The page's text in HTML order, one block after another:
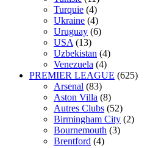
Turquie (4)
Ukraine (4)
Uruguay (6)
USA (13)
Uzbekistan (4)
Venezuela (4)
PREMIER LEAGUE (625)
Arsenal (83)
Aston Villa (8)
Autres Clubs (52)
Birmingham City (2)
Bournemouth (3)
Brentford (4)